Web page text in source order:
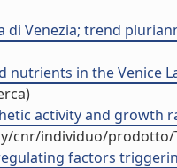
Venezia; trend
nutrients in the Venice
activity and growth
cnr/individuo/prodotto/
factors